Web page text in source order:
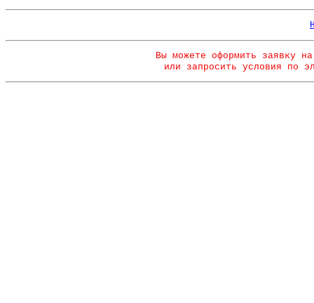
Вы можете оформить заявку
или запросить условия по